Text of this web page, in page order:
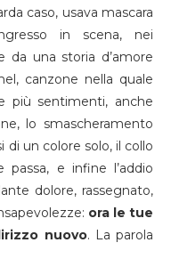
caso, usava mascara
in scena, nei
da una storia d’amore
canzone nella quale
più sentimenti, anche
lo smascheramento
di un colore solo, il collo
e infine l’addio
dolore, rassegnato,
ora le tue
nuovo. La parola